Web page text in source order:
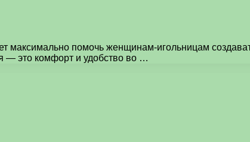
помочь женщинам-игольницам
— это комфорт и удобство во …